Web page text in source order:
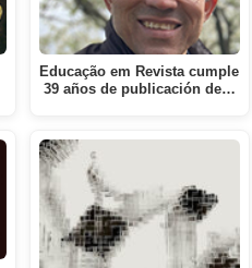
Educação em Revista cumple
39 años de publicación de…